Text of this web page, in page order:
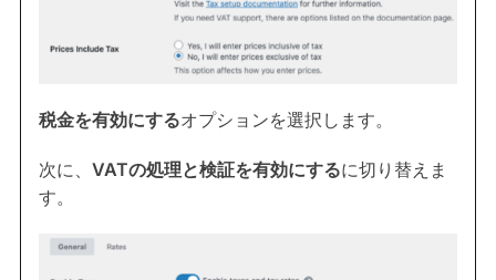
税金を有効にするオプションを選択します。
次に、 VATの処理と検証を有効にするに切り替えま
す。